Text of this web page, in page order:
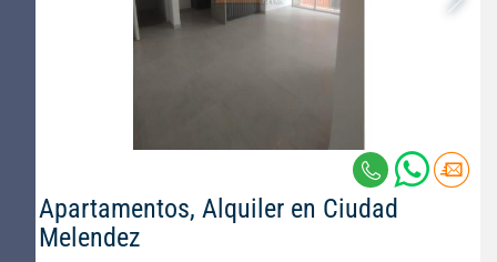
Apartamentos, Alquiler en Ciudad
Melendez